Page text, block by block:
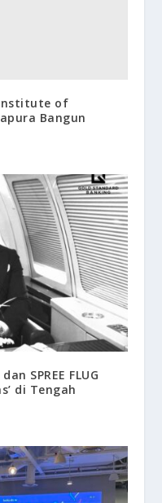
of
Bangun
SPREE FLUG
di Tengah